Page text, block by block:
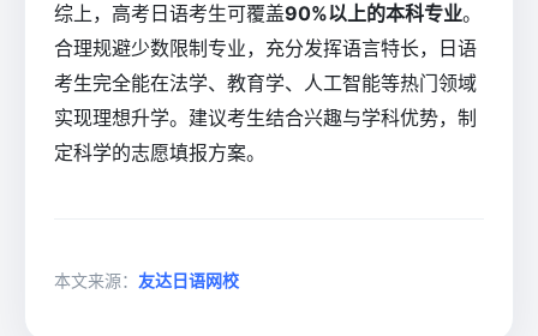
综上，高考日语考生可覆盖90%以上的本科专业。
合理规避少数限制专业，充分发挥语言特长，日语
考生完全能在法学、教育学、人工智能等热门领域
实现理想升学。建议考生结合兴趣与学科优势，制
定科学的志愿填报方案。
本文来源： 友达日语网校